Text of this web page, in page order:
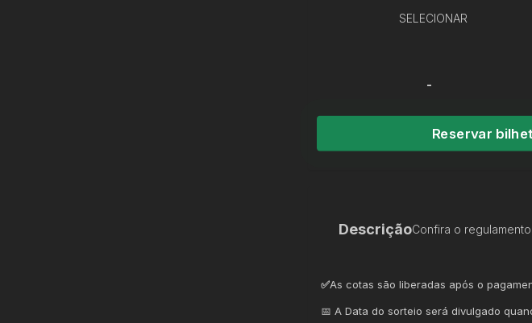
SELECIONAR
-
Reservar
DescriçãoConfira o regulamento.
✅As cotas são liberadas após o
📅 A Data do sorteio será divulgado